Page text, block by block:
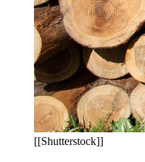
[[Shutterstock]]